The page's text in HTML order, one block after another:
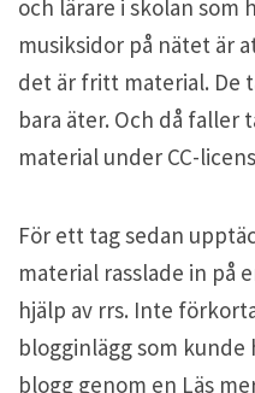
och lärare i skolan som
musiksidor på nätet är
det är fritt material. De
bara äter. Och då faller
material under CC-
För ett tag sedan
material rasslade in på
hjälp av rrs. Inte
blogginlägg som
blogg genom en Läs